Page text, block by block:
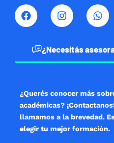
F
a
c
I
n
s
a
W
h
a
s
¿Necesitás
¿Querés conocer más
académicas?
llamamos a la brevedad.
elegir tu mejor formación.